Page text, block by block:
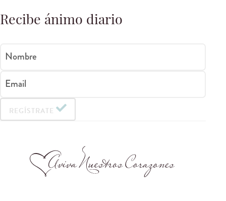
Recibe ánimo diario
Nombre
Email
REGÍSTRATE